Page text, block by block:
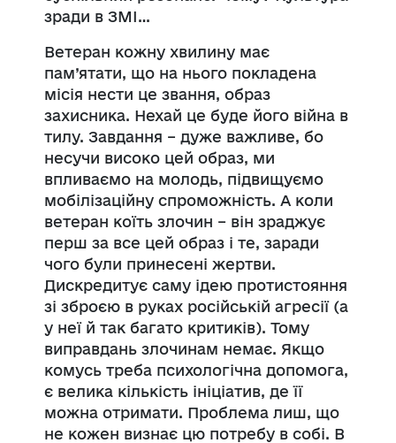
зради в ЗМІ…
Ветеран кожну хвилину має
пам’ятати, що на нього покладена
місія нести це звання, образ
захисника. Нехай це буде його війна в
тилу. Завдання – дуже важливе, бо
несучи високо цей образ, ми
впливаємо на молодь, підвищуємо
мобілізаційну спроможність. А коли
ветеран коїть злочин – він зраджує
перш за все цей образ і те, заради
чого були принесені жертви.
Дискредитує саму ідею протистояння
зі зброєю в руках російській агресії (а
у неї й так багато критиків). Тому
виправдань злочинам немає. Якщо
комусь треба психологічна допомога,
є велика кількість ініціатив, де її
можна отримати. Проблема лиш, що
не кожен визнає цю потребу в собі. В